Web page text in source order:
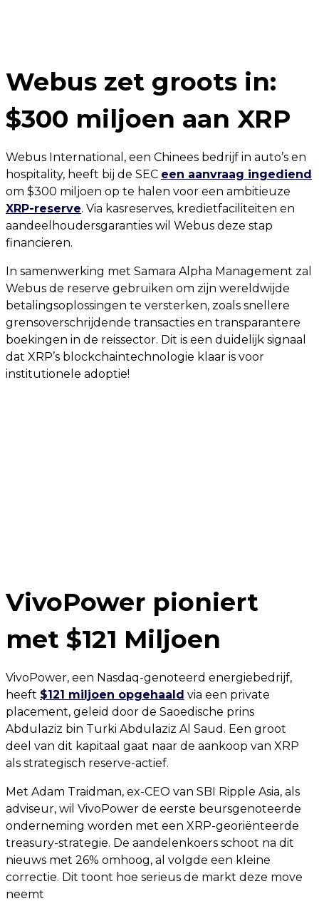
Webus zet groots in:
$300 miljoen aan XRP
Webus International, een Chinees bedrijf in auto’s en
hospitality, heeft bij de SEC een aanvraag ingediend
om $300 miljoen op te halen voor een ambitieuze
XRP-reserve. Via kasreserves, kredietfaciliteiten en
aandeelhoudersgaranties wil Webus deze stap
financieren.
In samenwerking met Samara Alpha Management zal
Webus de reserve gebruiken om zijn wereldwijde
betalingsoplossingen te versterken, zoals snellere
grensoverschrijdende transacties en transparantere
boekingen in de reissector. Dit is een duidelijk signaal
dat XRP’s blockchaintechnologie klaar is voor
institutionele adoptie!
VivoPower pioniert
met $121 Miljoen
VivoPower, een Nasdaq-genoteerd energiebedrijf,
heeft $121 miljoen opgehaald via een private
placement, geleid door de Saoedische prins
Abdulaziz bin Turki Abdulaziz Al Saud. Een groot
deel van dit kapitaal gaat naar de aankoop van XRP
als strategisch reserve-actief.
Met Adam Traidman, ex-CEO van SBI Ripple Asia, als
adviseur, wil VivoPower de eerste beursgenoteerde
onderneming worden met een XRP-georiënteerde
treasury-strategie. De aandelenkoers schoot na dit
nieuws met 26% omhoog, al volgde een kleine
correctie. Dit toont hoe serieus de markt deze move
neemt